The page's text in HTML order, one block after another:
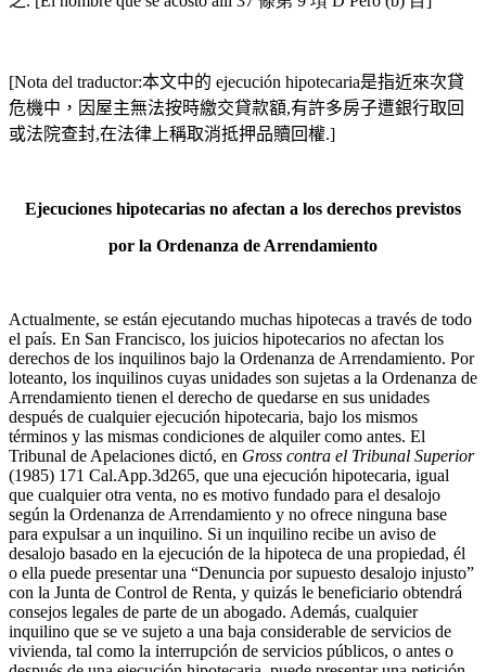
[Nota del traductor:本文中的 ejecución hipotecaria是指近來次貸
危機中，因屋主無法按時繳交貸款額,有許多房子遭銀行取回
或法院查封,在法律上稱取消抵押品贖回權.]
Ejecuciones hipotecarias no afectan a los derechos previstos
por la Ordenanza de Arrendamiento
Actualmente, se están ejecutando muchas hipotecas a través de todo
el país. En San Francisco, los juicios hipotecarios no afectan los
derechos de los inquilinos bajo la Ordenanza de Arrendamiento. Por
loteanto, los inquilinos cuyas unidades son sujetas a la Ordenanza de
Arrendamiento tienen el derecho de quedarse en sus unidades
después de cualquier ejecución hipotecaria, bajo los mismos
términos y las mismas condiciones de alquiler como antes. El
Tribunal de Apelaciones dictó, en Gross contra el Tribunal Superior
(1985) 171 Cal.App.3d265, que una ejecución hipotecaria, igual
que cualquier otra venta, no es motivo fundado para el desalojo
según la Ordenanza de Arrendamiento y no ofrece ninguna base
para expulsar a un inquilino. Si un inquilino recibe un aviso de
desalojo basado en la ejecución de la hipoteca de una propiedad, él
o ella puede presentar una “Denuncia por supuesto desalojo injusto”
con la Junta de Control de Renta, y quizás le beneficiario obtendrá
consejos legales de parte de un abogado. Además, cualquier
inquilino que se ve sujeto a una baja considerable de servicios de
vivienda, tal como la interrupción de servicios públicos, o antes o